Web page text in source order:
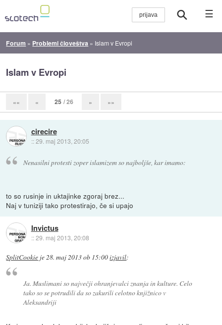
☰
Forum » Problemi človeštva » Islam v Evropi
Islam v Evropi
«« « 25 / 26 » »»
cirecire
::29. maj 2013, 20:05
Nenasilni protesti zoper islamizem so najboljše, kar imamo:
to so rusinje in uktajinke zgoraj brez...
Naj v tuniziji tako protestirajo, če si upajo
Invictus
::29. maj 2013, 20:08
SplitCookie je28. maj 2013 ob 15:00izjavil:
Ja. Muslimani so največji ohranjevalci znanja in kulture. Celo
tako so se potrudili da so zakurili celotno knjižnico v
Aleksandriji